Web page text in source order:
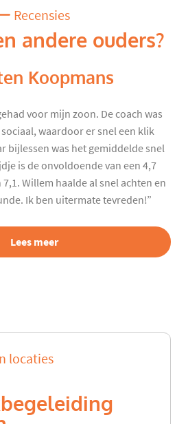
Recensies
andere ouders?
Koopmans
voor mijn zoon. De coach was
waardoor er snel een klik
bijlessen was het gemiddelde snel
is de onvoldoende van een 4,7
Willem haalde al snel achten en
Ik ben uitermate tevreden!”
Lees meer
locaties